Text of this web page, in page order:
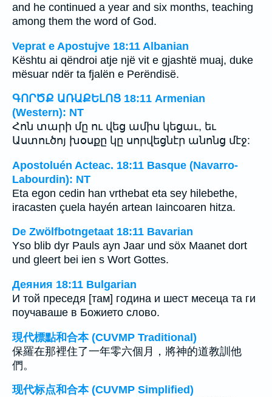
and he continued a year and six months, teaching
among them the word of God.
Veprat e Apostujve 18:11 Albanian
Kështu ai qëndroi atje një vit e gjashtë muaj, duke
mësuar ndër ta fjalën e Perëndisë.
ԳՈՐԾՔ ԱՌԱՔԵԼՈՑ 18:11 Armenian
(Western): NT
Հոն տարի մը ու վեց ամիս կեցաւ, եւ
Աստուծոյ խօսքը կը սորվեցնէր անոնց մէջ:
Apostoluén Acteac. 18:11 Basque (Navarro-
Labourdin): NT
Eta egon cedin han vrthebat eta sey hilebethe,
iracasten çuela hayén artean Iaincoaren hitza.
De Zwölfbotngetaat 18:11 Bavarian
Yso blib dyr Pauls ayn Jaar und söx Maanet dort
und gleert bei ien s Wort Gottes.
Деяния 18:11 Bulgarian
И той преседя [там] година и шест месеца та ги
поучаваше в Божието слово.
現代標點和合本 (CUVMP Traditional)
保羅在那裡住了一年零六個月，將神的道教訓他
們。
现代标点和合本 (CUVMP Simplified)